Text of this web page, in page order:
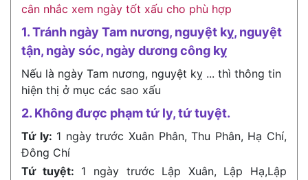
cân nhắc xem ngày tốt xấu cho phù hợp
1. Tránh ngày Tam nương, nguyệt kỵ, nguyệt
tận, ngày sóc, ngày dương công kỵ
Nếu là ngày Tam nương, nguyệt kỵ ... thì thông tin
hiện thị ở mục các sao xấu
2. Không được phạm tứ ly, tứ tuyệt.
Tứ ly: 1 ngày trước Xuân Phân, Thu Phân, Hạ Chí,
Đông Chí
Tứ tuyệt: 1 ngày trước Lập Xuân, Lập Hạ,Lập